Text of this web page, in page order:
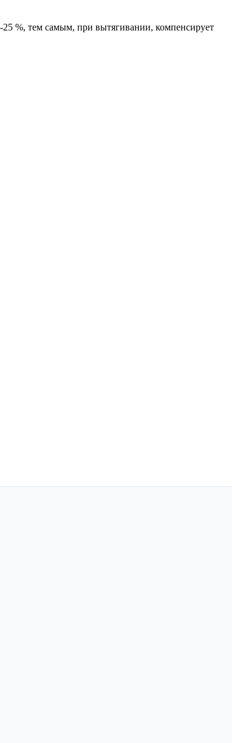
25 %, тем самым, при вытягивании, компенсирует